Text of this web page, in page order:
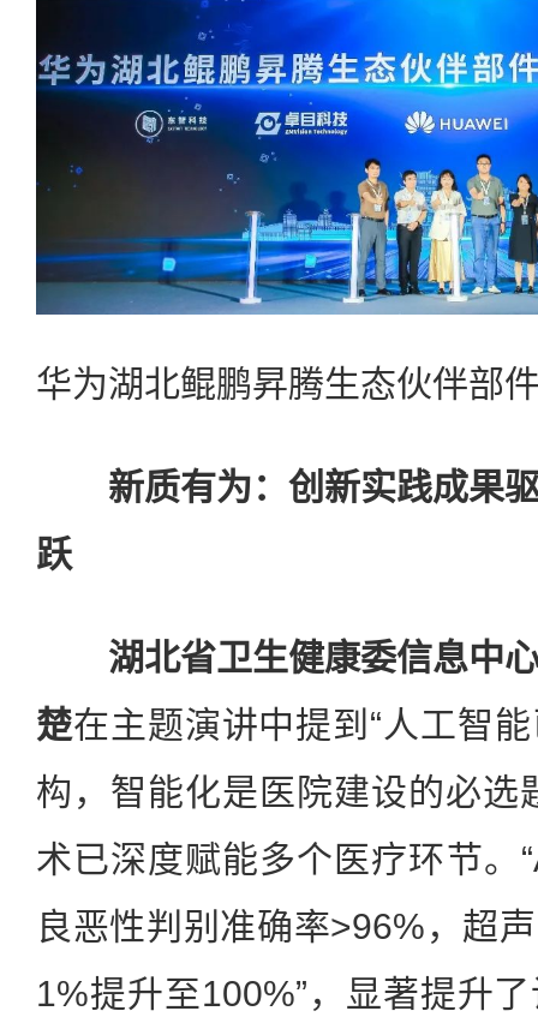
华为湖北鲲鹏昇腾生态伙伴部
新质有为：创新实践成果
跃
湖北省卫生健康委信息中
楚在主题演讲中提到“人工智
构，智能化是医院建设的必选
术已深度赋能多个医疗环节。
良恶性判别准确率>96%，超
1%提升至100%”，显著提升